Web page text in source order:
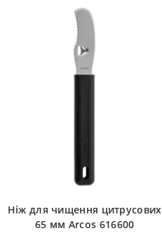
Ніж для чищення цитрусових
65 мм Arcos 616600